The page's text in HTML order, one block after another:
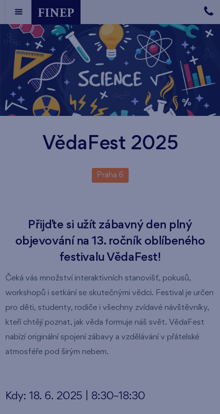
VědaFest 2025
Praha 6
Přijďte si užít zábavný den plný
objevování na 13. ročník oblíbeného
festivalu VědaFest!
Čeká vás množství interaktivních stanovišť, pokusů,
workshopů i setkání se skutečnými vědci. Festival je určen
pro děti, studenty, rodiče i všechny zvídavé návštěvníky,
kteří chtějí poznat, jak věda formuje náš svět. VědaFest
nabízí originální spojení zábavy a vzdělávání v přátelské
atmosféře pod širým nebem.
Kdy: 18. 6. 2025 | 8:30–18:30